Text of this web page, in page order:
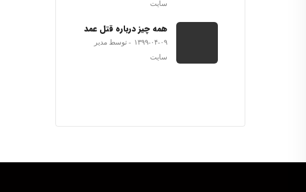
سایت
همه چیز درباره قتل عمد
۱۳۹۹-۰۴-۰۹
توسط مدیر
سایت